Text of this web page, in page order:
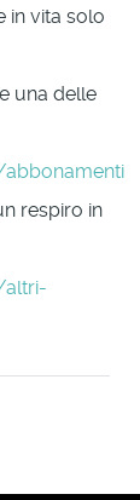
in vita solo
una delle
respiro in
altri-